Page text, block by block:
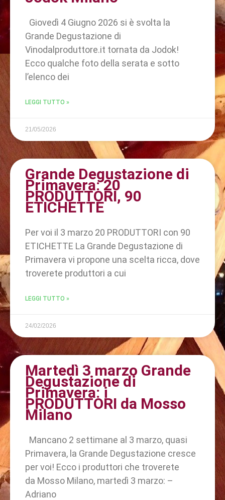
Giovedì 4 Giugno 2026 si è svolta la
Grande Degustazione di
Vinodalproduttore.it tornata da Jodok!
Ecco qualche foto della serata e sotto
l’elenco dei
LEGGI TUTTO »
21/05/2026
Grande Degustazione di
Primavera: 20
PRODUTTORI, 90
ETICHETTE
Per voi il 3 marzo 20 PRODUTTORI con 90
ETICHETTE La Grande Degustazione di
Primavera vi propone una scelta ricca, dove
troverete produttori a cui
LEGGI TUTTO »
24/02/2026
Martedì 3 marzo Grande
Degustazione di
Primavera: i
PRODUTTORI da Mosso
Milano
Mancano 2 settimane al 3 marzo, quasi
Primavera, la Grande Degustazione cresce
per voi! Ecco i produttori che troverete
da Mosso Milano, martedì 3 marzo: –
Adriano